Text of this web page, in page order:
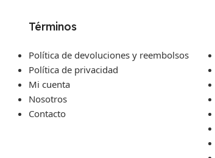
Términos
Política de devoluciones y reembolsos
Política de privacidad
Mi cuenta
Nosotros
Contacto